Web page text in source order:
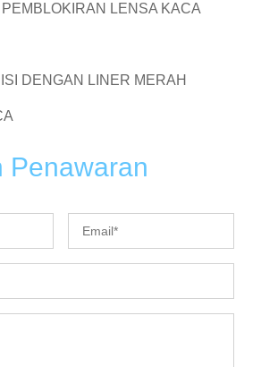
LENSA KACA
DENGAN LINER MERAH
Penawaran